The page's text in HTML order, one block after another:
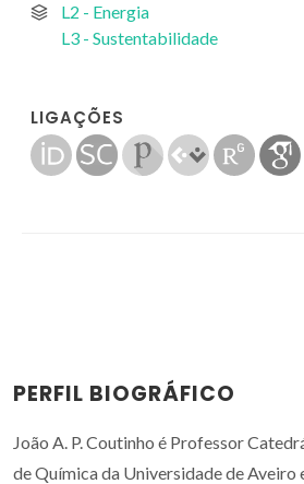
L2 - Energia
L3 - Sustentabilidade
LIGAÇÕES
PERFIL BIOGRÁFICO
João A. P. Coutinho é Professor
de Química da Universidade de Aveiro